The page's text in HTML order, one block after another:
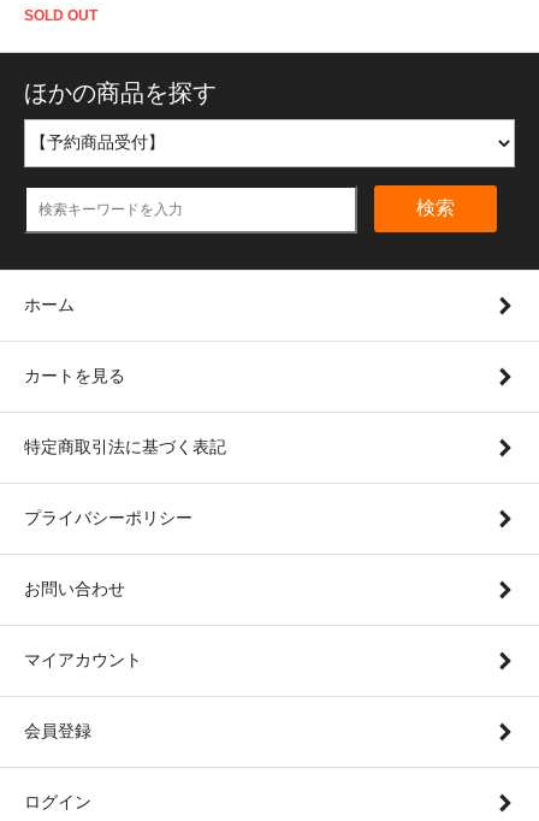
SOLD OUT
ほかの商品を探す
検索
ホーム
カートを見る
特定商取引法に基づく表記
プライバシーポリシー
お問い合わせ
マイアカウント
会員登録
ログイン